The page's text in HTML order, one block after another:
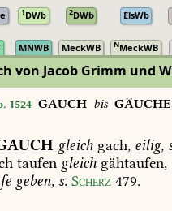
1DWb 2DWb ElsWb
MNWB MeckWB NMeckWB
von Jacob Grimm und
1524 GAUCH bis GÄUCHE
gleichgach, eilig,
taufen gleich gähtaufen,
geben, s. Scherz 479.